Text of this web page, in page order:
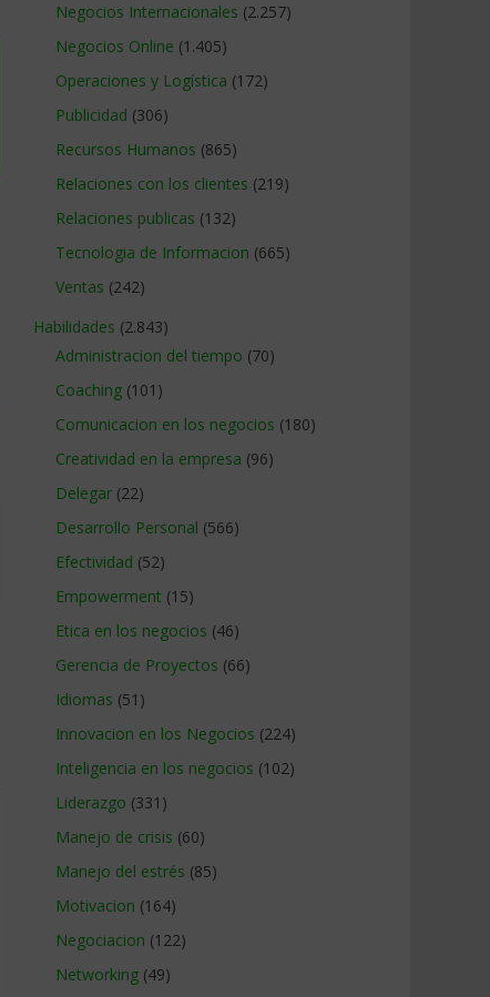
Negocios Internacionales (2.257)
Negocios Online (1.405)
Operaciones y Logística (172)
Publicidad (306)
Recursos Humanos (865)
Relaciones con los clientes (219)
Relaciones publicas (132)
Tecnologia de Informacion (665)
Ventas (242)
Habilidades (2.843)
Administracion del tiempo (70)
Coaching (101)
Comunicacion en los negocios (180)
Creatividad en la empresa (96)
Delegar (22)
Desarrollo Personal (566)
Efectividad (52)
Empowerment (15)
Etica en los negocios (46)
Gerencia de Proyectos (66)
Idiomas (51)
Innovacion en los Negocios (224)
Inteligencia en los negocios (102)
Liderazgo (331)
Manejo de crisis (60)
Manejo del estrés (85)
Motivacion (164)
Negociacion (122)
Networking (49)